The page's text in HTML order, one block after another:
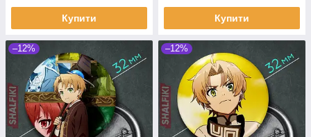
Купити Купити
–12% –12%